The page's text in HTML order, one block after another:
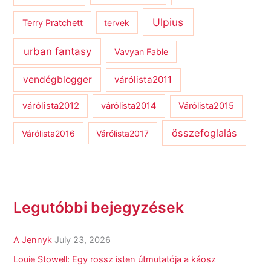
Terry Pratchett tervek Ulpius
urban fantasy Vavyan Fable
vendégblogger várólista2011
várólista2012 várólista2014 Várólista2015
Várólista2016 Várólista2017 összefoglalás
Legutóbbi bejegyzések
A Jennyk July 23, 2026
Louie Stowell: Egy ​rossz isten útmutatója a káosz